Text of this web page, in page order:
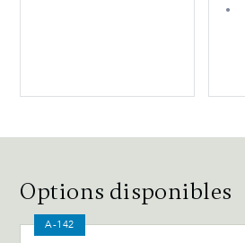
Options disponibles
A-142